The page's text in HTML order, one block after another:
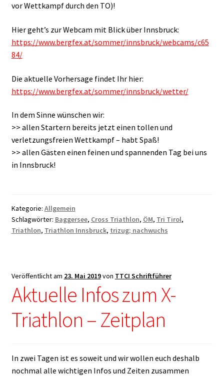
vor Wettkampf durch den TO)!
Hier geht’s zur Webcam mit Blick über Innsbruck:
https://www.bergfex.at/sommer/innsbruck/webcams/c65
84/
Die aktuelle Vorhersage findet Ihr hier:
https://www.bergfex.at/sommer/innsbruck/wetter/
In dem Sinne wünschen wir:
>> allen Startern bereits jetzt einen tollen und
verletzungsfreien Wettkampf – habt Spaß!
>> allen Gästen einen feinen und spannenden Tag bei uns
in Innsbruck!
Kategorie: Allgemein
Schlagwörter: Baggersee, Cross Triathlon, ÖM, Tri Tirol,
Triathlon, Triathlon Innsbruck, trizug; nachwuchs
Veröffentlicht am 23. Mai 2019von TTCI Schriftführer
Aktuelle Infos zum X-
Triathlon – Zeitplan
In zwei Tagen ist es soweit und wir wollen euch deshalb
nochmal alle wichtigen Infos und Zeiten zusammen